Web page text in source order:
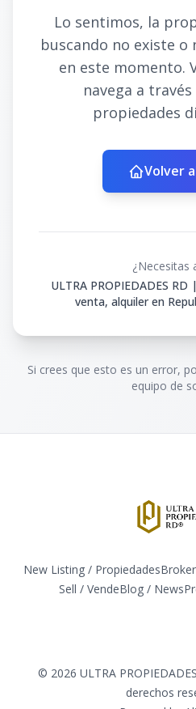
Lo sentimos, la
buscando no existe
en este momento.
navega a
propiedades
Volver
¿Necesitas
ULTRA PROPIEDADES
venta, alquiler en
Si crees que esto es un error,
equipo de
New Listing / Propiedades
Sell / VendeBlog / News
© 2026 ULTRA
derechos